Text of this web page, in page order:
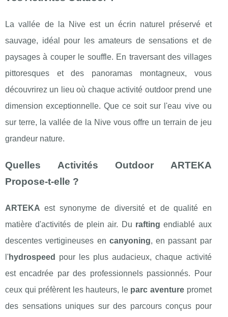
La vallée de la Nive est un écrin naturel préservé et
sauvage, idéal pour les amateurs de sensations et de
paysages à couper le souffle. En traversant des villages
pittoresques et des panoramas montagneux, vous
découvrirez un lieu où chaque activité outdoor prend une
dimension exceptionnelle. Que ce soit sur l'eau vive ou
sur terre, la vallée de la Nive vous offre un terrain de jeu
grandeur nature.
Quelles Activités Outdoor ARTEKA
Propose-t-elle ?
ARTEKA est synonyme de diversité et de qualité en
matière d'activités de plein air. Du rafting endiablé aux
descentes vertigineuses en canyoning, en passant par
l'hydrospeed
pour les plus audacieux, chaque activité
est encadrée par des professionnels passionnés. Pour
ceux qui préfèrent les hauteurs, le parc aventure promet
des sensations uniques sur des parcours conçus pour